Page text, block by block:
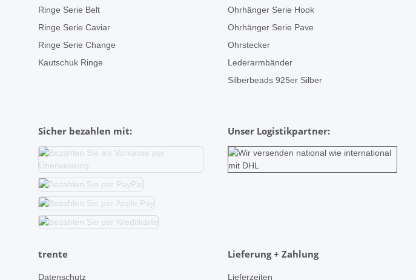
Ringe Serie Belt
Ringe Serie Caviar
Ringe Serie Change
Kautschuk Ringe
Ohrhänger Serie Hook
Ohrhänger Serie Pave
Ohrstecker
Lederarmbänder
Silberbeads 925er Silber
Sicher bezahlen mit: Unser Logistikpartner:
trente
Datenschutz
Lieferung + Zahlung
Lieferzeiten